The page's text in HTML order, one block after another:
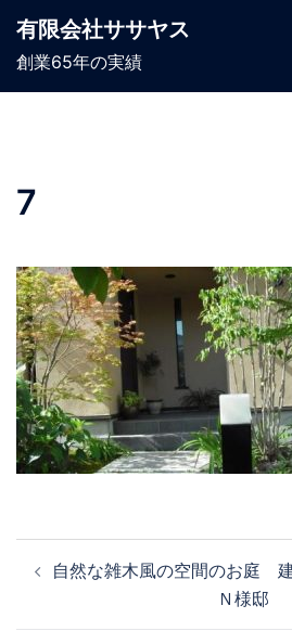
ン
有限会社ササヤス
創業65年の実績
7
稿
自然な雑木風の空間のお庭
Ｎ様邸